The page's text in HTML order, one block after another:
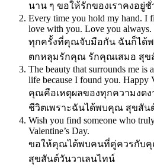
นาน ๆ ขอให้รักของเราคงอยู่
Every time you hold my hand. I
love with you. Love you always.
ทุกครั้งที่คุณจับมือกัน ฉันก็ได้พ
ตกหลุมรักคุณ รักคุณเสมอ สุข
The beauty that surrounds me is
life because I found you. Happy
คุณคือเหตุผลของทุกความงด
ชีวิตเพราะฉันได้พบคุณ สุขสัน
Wish you find someone who
Valentine’s Day.
ขอให้คุณได้พบคนที่คู่ควรกับคุ
สุขสันต์วันวาเลนไทน์